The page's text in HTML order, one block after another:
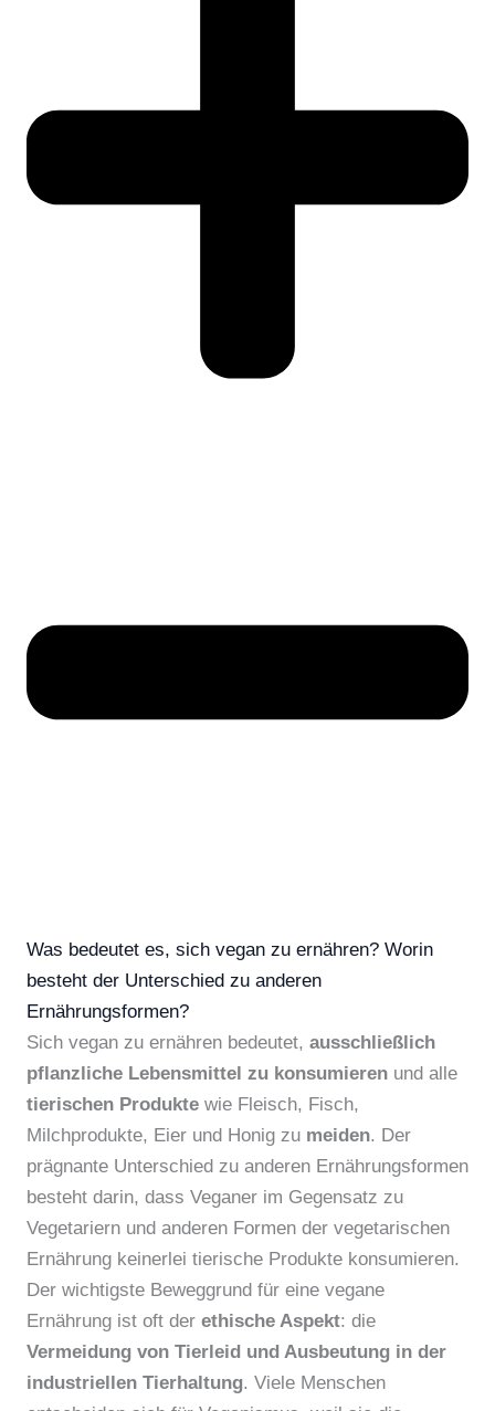
Was bedeutet es, sich vegan zu ernähren? Worin
besteht der Unterschied zu anderen
Ernährungsformen?
Sich vegan zu ernähren bedeutet, ausschließlich
pflanzliche Lebensmittel zu konsumieren und alle
tierischen Produkte wie Fleisch, Fisch,
Milchprodukte, Eier und Honig zu meiden. Der
prägnante Unterschied zu anderen Ernährungsformen
besteht darin, dass Veganer im Gegensatz zu
Vegetariern und anderen Formen der vegetarischen
Ernährung keinerlei tierische Produkte konsumieren.
Der wichtigste Beweggrund für eine vegane
Ernährung ist oft der ethische Aspekt: die
Vermeidung von Tierleid und Ausbeutung in der
industriellen Tierhaltung. Viele Menschen